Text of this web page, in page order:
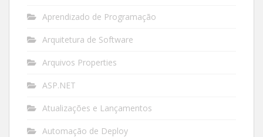
Aprendizado de Programação
Arquitetura de Software
Arquivos Properties
ASP.NET
Atualizações e Lançamentos
Automação de Deploy